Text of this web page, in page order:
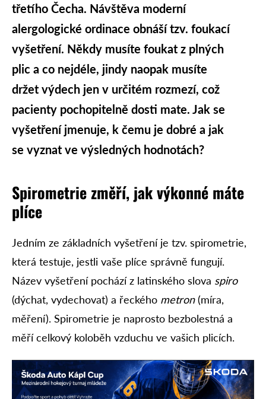
třetího Čecha. Návštěva moderní
alergologické ordinace obnáší tzv. foukací
vyšetření. Někdy musíte foukat z plných
plic a co nejdéle, jindy naopak musíte
držet výdech jen v určitém rozmezí, což
pacienty pochopitelně dosti mate. Jak se
vyšetření jmenuje, k čemu je dobré a jak
se vyznat ve výsledných hodnotách?
Spirometrie změří, jak výkonné máte
plíce
Jedním ze základních vyšetření je tzv. spirometrie,
která testuje, jestli vaše plíce správně fungují.
Název vyšetření pochází z latinského slova spiro
(dýchat, vydechovat) a řeckého metron(míra,
měření). Spirometrie je naprosto bezbolestná a
měří celkový koloběh vzduchu ve vašich plicích.